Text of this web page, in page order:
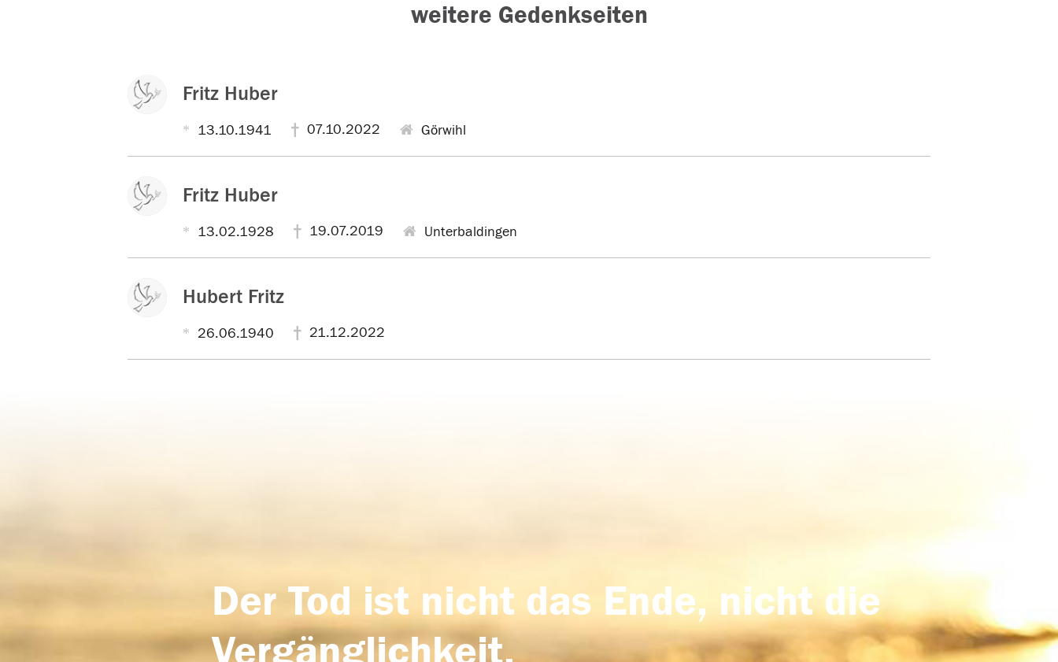
weitere Gedenkseiten
Fritz Huber
13.10.1941 07.10.2022 Görwihl
Fritz Huber
13.02.1928 19.07.2019 Unterbaldingen
Hubert Fritz
26.06.1940 21.12.2022
Der Tod ist nicht das Ende, nicht die